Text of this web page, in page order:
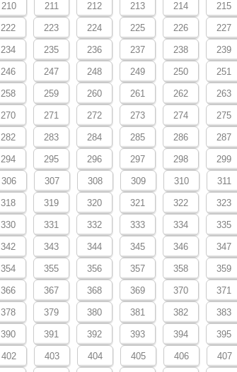
210 211 212 213 214 215
222 223 224 225 226 227
234 235 236 237 238 239
246 247 248 249 250 251
258 259 260 261 262 263
270 271 272 273 274 275
282 283 284 285 286 287
294 295 296 297 298 299
306 307 308 309 310 311
318 319 320 321 322 323
330 331 332 333 334 335
342 343 344 345 346 347
354 355 356 357 358 359
366 367 368 369 370 371
378 379 380 381 382 383
390 391 392 393 394 395
402 403 404 405 406 407